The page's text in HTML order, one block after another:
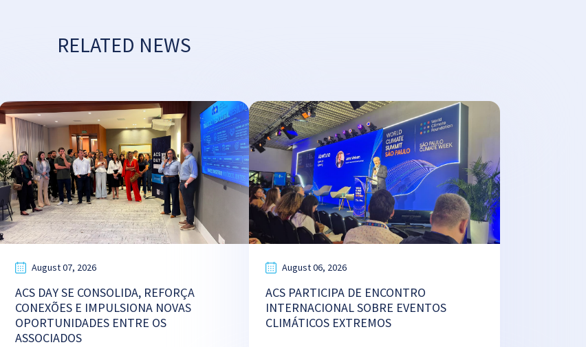
RELATED NEWS
August 07, 2026
ACS DAY SE CONSOLIDA, REFORÇA
CONEXÕES E IMPULSIONA NOVAS
OPORTUNIDADES ENTRE OS
ASSOCIADOS
August 06, 2026
ACS PARTICIPA DE ENCONTRO
INTERNACIONAL SOBRE EVENTOS
CLIMÁTICOS EXTREMOS